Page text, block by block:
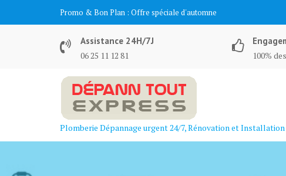
Promo & Bon Plan : Offre spéciale d'automne
Assistance 24H/7J
06 25 11 12 81
100%
Plomberie Dépannage urgent 24/7, Rénovation et Installation